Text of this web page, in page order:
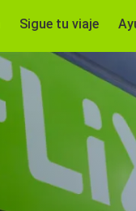
Sigue tu viaje